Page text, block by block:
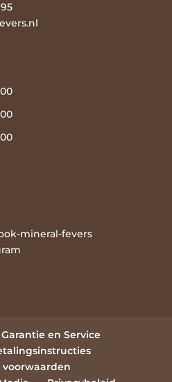
Garantie en Service